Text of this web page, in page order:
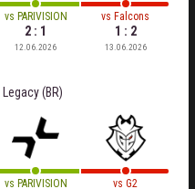
vs PARIVISION
2 : 1
12.06.2026
vs Falcons
1 : 2
13.06.2026
Legacy (BR)
vs PARIVISION vsG2